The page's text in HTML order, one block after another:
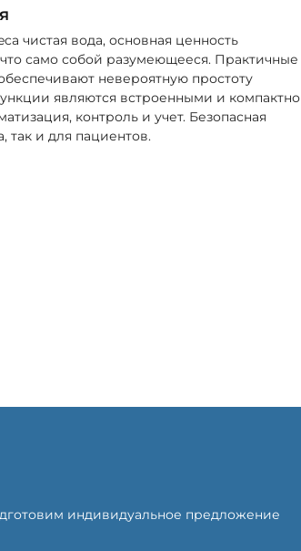
чистая вода, основная ценность
само собой разумеющееся. Практичные
невероятную простоту
являются встроенными и компактно
контроль и учет. Безопасная
так и для пациентов.
индивидуальное предложение